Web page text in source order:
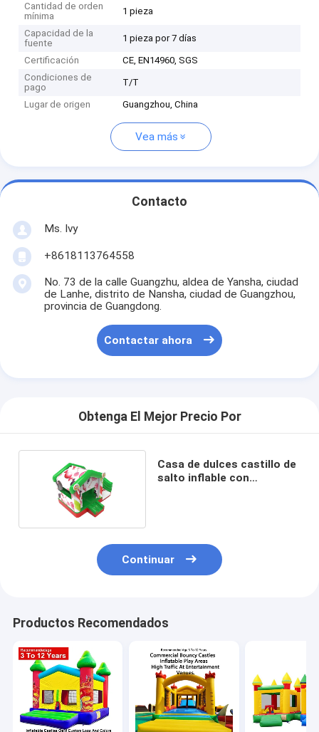
Cantidad de orden
mínima
1 pieza
Capacidad de la
fuente
1 pieza por 7 días
Certificación
CE, EN14960, SGS
Condiciones de
pago
T/T
Lugar de origen Guangzhou, China
Vea más
Contacto
Ms. Ivy
+8618113764558
No. 73 de la calle Guangzhu, aldea de Yansha, ciudad
de Lanhe, distrito de Nansha, ciudad de Guangzhou,
provincia de Guangdong.
Contactar ahora
Obtenga El Mejor Precio Por
Casa de dulces castillo de
salto inflable con
Continuar
Productos Recomendados